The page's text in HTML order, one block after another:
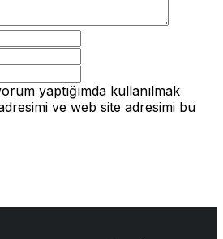
yaptığımda kullanılmak
ve web site adresimi bu